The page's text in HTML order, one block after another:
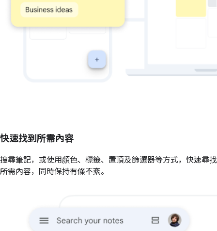
快速找到所需內容
搜尋筆記，或使用顏色、標籤、置頂及篩選器等方式，快速尋找
所需內容，同時保持有條不紊。